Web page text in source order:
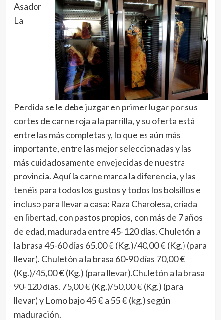
Asador
La
Perdida se le debe juzgar en primer lugar por sus
cortes de carne roja a la parrilla, y su oferta está
entre las más completas y, lo que es aún más
importante, entre las mejor seleccionadas y las
más cuidadosamente envejecidas de nuestra
provincia. Aquí la carne marca la diferencia, y las
tenéis para todos los gustos y todos los bolsillos e
incluso para llevar a casa: Raza Charolesa, criada
en libertad, con pastos propios, con más de 7 años
de edad, madurada entre 45-120 días. Chuletón a
la brasa 45-60 días 65,00 € (Kg.)/40,00 € (Kg.) (para
llevar). Chuletón a la brasa 60-90 días 70,00 €
(Kg.)/45,00 € (Kg.) (para llevar).Chuletón a la brasa
90-120 días. 75,00 € (Kg.)/50,00 € (Kg.) (para
llevar) y Lomo bajo 45 € a 55 € (kg.) según
maduración.